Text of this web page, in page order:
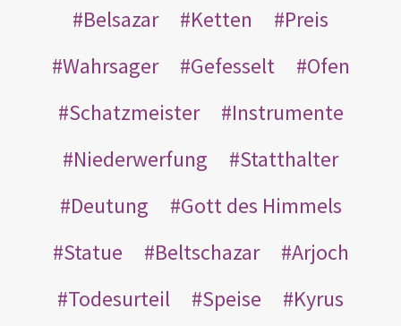
Belsazar
Ketten
Preis
Wahrsager
Gefesselt
Ofen
Schatzmeister
Instrumente
Niederwerfung
Statthalter
Deutung
Gott des Himmels
Statue
Beltschazar
Arjoch
Todesurteil
Speise
Kyrus